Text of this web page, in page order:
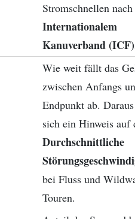
Stromschnellen
Internationalem
Kanuverband
Wie weit fällt das
zwischen Anfangs
Endpunkt ab.
sich ein Hinweis auf
Durchschnittliche
bei Fluss und
Touren.